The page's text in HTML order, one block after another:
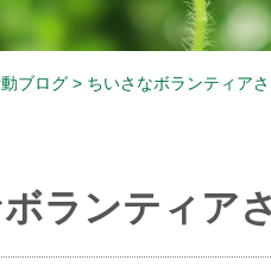
ブログ > ちいさなボランティア
ランティア